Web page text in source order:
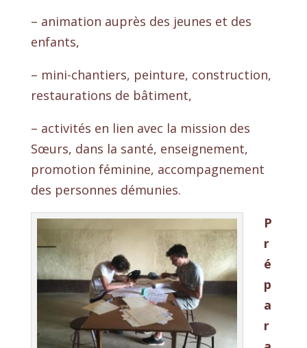
– animation auprès des jeunes et des
enfants,
– mini-chantiers, peinture, construction,
restaurations de bâtiment,
– activités en lien avec la mission des
Sœurs, dans la santé, enseignement,
promotion féminine, accompagnement
des personnes démunies.
P
r
é
p
a
r